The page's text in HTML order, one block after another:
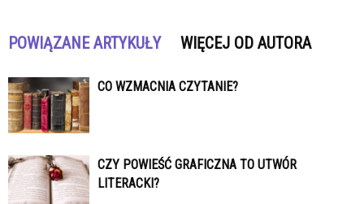
POWIĄZANE ARTYKUŁY WIĘCEJ OD AUTORA
CO WZMACNIA CZYTANIE?
CZY POWIEŚĆ GRAFICZNA TO UTWÓR
LITERACKI?